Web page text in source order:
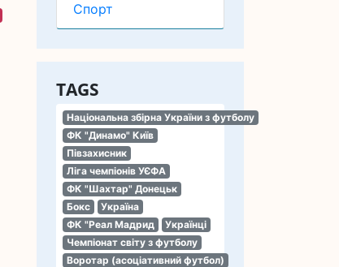
Спорт
TAGS
Національна збірна України з футболу
ФК "Динамо" Київ
Півзахисник
Ліга чемпіонів УЄФА
ФК "Шахтар" Донецьк
Бокс
Україна
ФК "Реал Мадрид
Українці
Чемпіонат світу з футболу
Воротар (асоціативний футбол)